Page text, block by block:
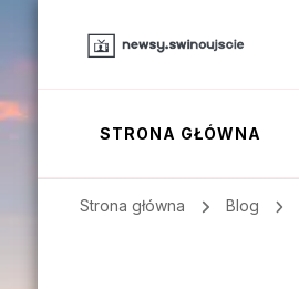
STRONA GŁÓWNA
Strona główna Blog